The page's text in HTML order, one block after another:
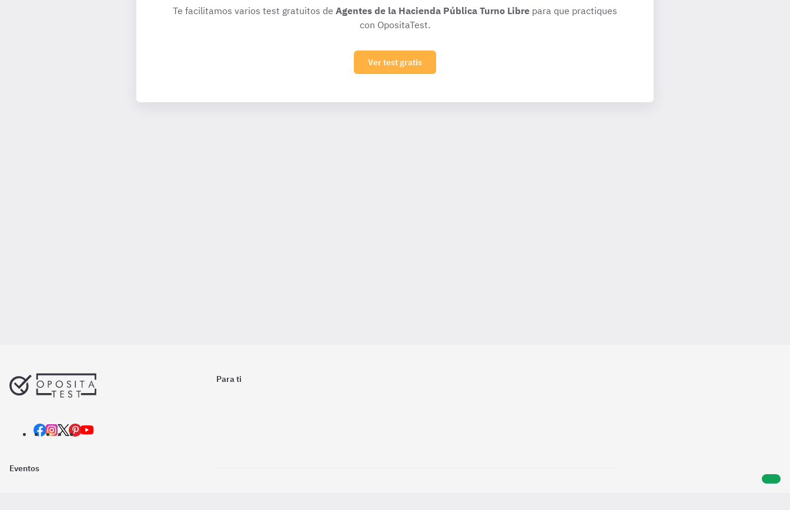
Te facilitamos varios test gratuitos de Agentes de la Hacienda Pública Turno Libre para que practiques
con OpositaTest.
Ver test gratis
Para ti
Eventos